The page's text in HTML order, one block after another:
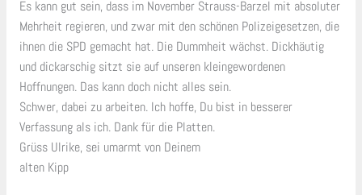
Es kann gut sein, dass im November Strauss-Barzel mit absoluter
Mehrheit regieren, und zwar mit den schönen Polizeigesetzen, die
ihnen die SPD gemacht hat. Die Dummheit wächst. Dickhäutig
und dickarschig sitzt sie auf unseren kleingewordenen
Hoffnungen. Das kann doch nicht alles sein.
Schwer, dabei zu arbeiten. Ich hoffe, Du bist in besserer
Verfassung als ich. Dank für die Platten.
Grüss Ulrike, sei umarmt von Deinem
alten Kipp